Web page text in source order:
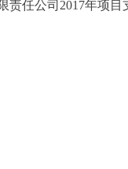
责任公司2017年项